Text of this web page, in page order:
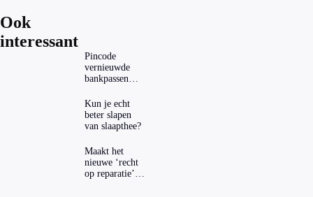
Ook
interessant
Pincode
vernieuwde
bankpassen
ING-app: is dat
wel veilig?
Kun je echt
beter slapen
van slaapthee?
Maakt het
nieuwe ‘recht
op reparatie’